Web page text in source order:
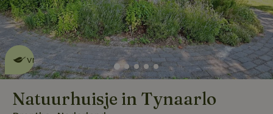
Dit natuurhuisje is eco-
vriendelijk lees meer
Natuurhuisje in Tynaarlo